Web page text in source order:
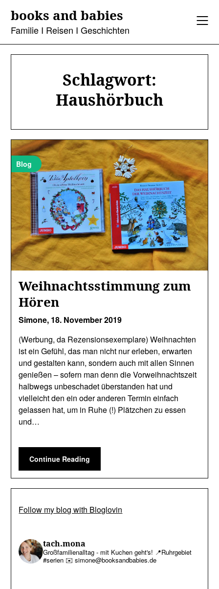
content
books and babies
Familie I Reisen I Geschichten
Schlagwort:
Haushörbuch
Blog
Weihnachtsstimmung zum
Hören
Simone, 18. November 2019
(Werbung, da Rezensionsexemplare) Weihnachten
ist ein Gefühl, das man nicht nur erleben, erwarten
und gestalten kann, sondern auch mit allen Sinnen
genießen – sofern man denn die Vorweihnachtszeit
halbwegs unbeschadet überstanden hat und
vielleicht den ein oder anderen Termin einfach
gelassen hat, um in Ruhe (!) Plätzchen zu essen
und…
Continue Reading
Follow my blog with Bloglovin
tach.mona
Großfamilienalltag - mit Kuchen geht's! 📍Ruhrgebiet
#serien ✉️ simone@booksandbabies.de